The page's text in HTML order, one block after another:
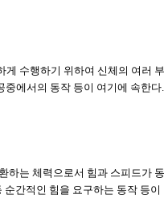
게 수행하기 위하여 신체의 여러
중에서의 동작 등이 여기에 속한다.
하는 체력으로서 힘과 스피드가
순간적인 힘을 요구하는 동작 등이